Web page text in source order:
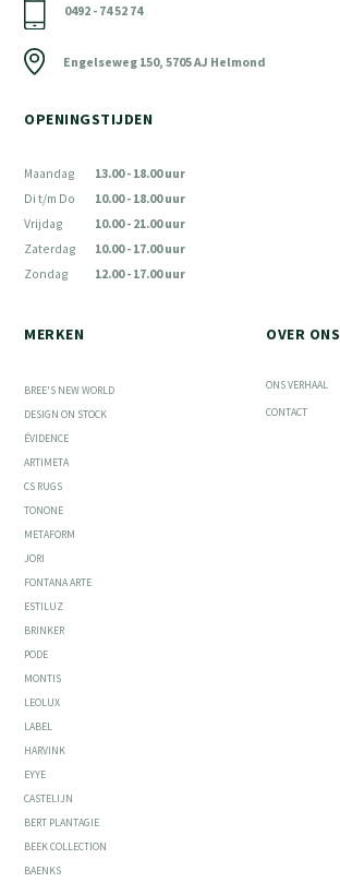
0492 - 74 52 74
Engelseweg 150, 5705 AJ Helmond
OPENINGSTIJDEN
Maandag
Di t/m Do
Vrijdag
Zaterdag
Zondag
13.00 - 18.00 uur
10.00 - 18.00 uur
10.00 - 21.00 uur
10.00 - 17.00 uur
12.00 - 17.00 uur
MERKEN
BREE'S NEW WORLD
DESIGN ON STOCK
ÉVIDENCE
ARTIMETA
CS RUGS
TONONE
METAFORM
JORI
FONTANA ARTE
ESTILUZ
BRINKER
PODE
MONTIS
LEOLUX
LABEL
HARVINK
EYYE
CASTELIJN
BERT PLANTAGIE
BEEK COLLECTION
BAENKS
OVER ONS
ONS VERHAAL
CONTACT